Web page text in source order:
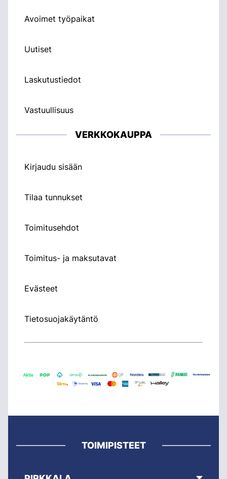
Avoimet työpaikat
Uutiset
Laskutustiedot
Vastuullisuus
VERKKOKAUPPA
Kirjaudu sisään
Tilaa tunnukset
Toimitusehdot
Toimitus- ja maksutavat
Evästeet
Tietosuojakäytäntö
TOIMIPISTEET